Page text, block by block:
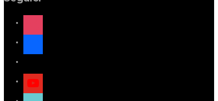
instagram
facebook
x
youtube
tiktok